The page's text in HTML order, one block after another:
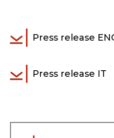
Press release
Press release IT